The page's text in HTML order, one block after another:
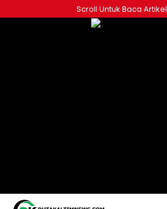
to
Scroll Untuk Baca Artikel